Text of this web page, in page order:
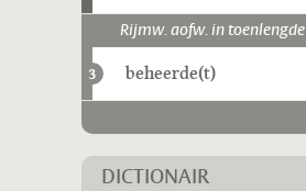
Rijmw. aofw. in toenlengde
3 beheerde(t)
DICTIONAIR